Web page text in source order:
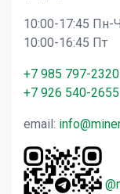
10:00-17:45 Пн-
10:00-16:45 Пт
+7 985 797-2320
+7 926 540-2655
email: